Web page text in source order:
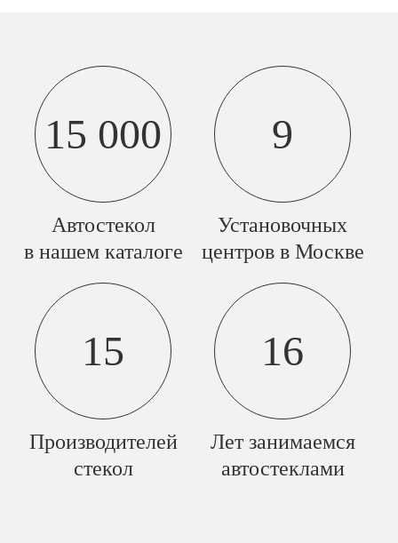
15 000
Автостекол
в нашем каталоге
9
Установочных
центров в Москве
15
Производителей
стекол
16
Лет занимаемся
автостеклами